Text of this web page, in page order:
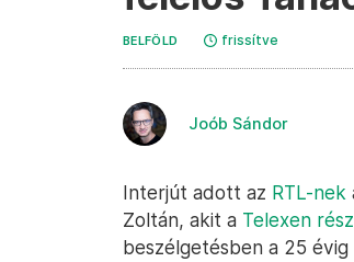
BELFÖLD frissítve
Joób Sándor
Interjút adott az RTL-nek
Zoltán, akit a Telexen
beszélgetésben a 25